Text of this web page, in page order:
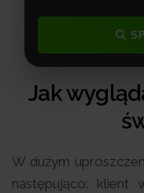
Jak
W dużym
następująco: